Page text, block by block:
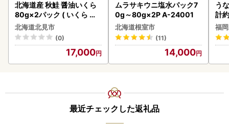
北海道産 秋鮭 醤油いくら
80g×2パック ( いくら イ
クラ 魚卵 鮭 サケ さけ 鮭い
くら 醤油漬け パック 北海
道産 ふるさと納税 秋鮭 )【
北海道北見市
(0)
17,000
ムラサキウニ塩水パック7
0g～80g×2P A-24001
北海道根室市
(11)
14,000
う
計
な
福
最近チェックした返礼品